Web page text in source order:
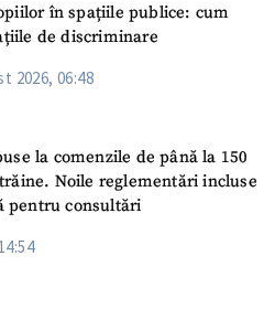
în spațiile publice: cum
de discriminare
2026, 06:48
la comenzile de până la 150
Noile reglementări incluse
pentru consultări